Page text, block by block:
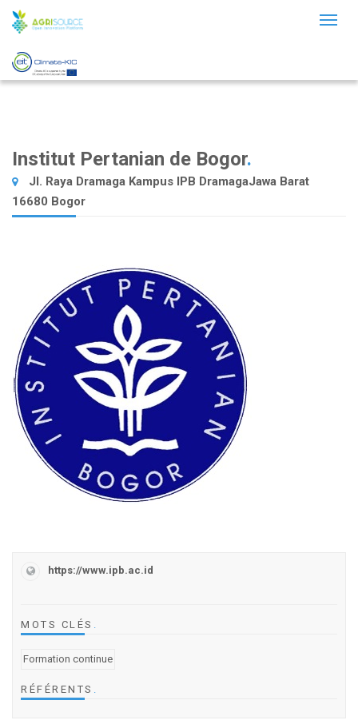
Institut Pertanian de Bogor.
Jl. Raya Dramaga Kampus IPB DramagaJawa Barat
16680 Bogor
https://www.ipb.ac.id
MOTS CLÉS .
Formation continue
RÉFÉRENTS .